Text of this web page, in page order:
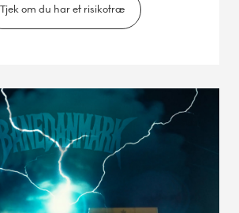
Tjek om du har et risikotræ